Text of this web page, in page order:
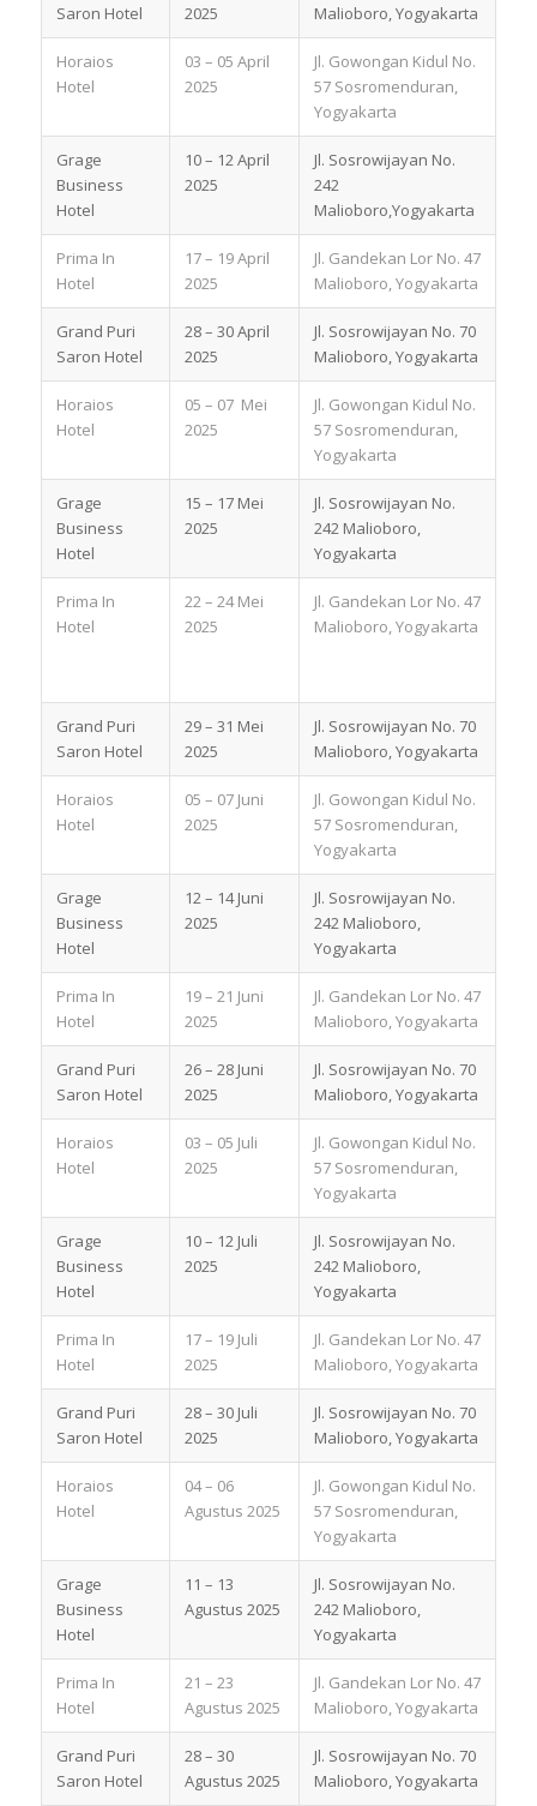
Saron Hotel
2025
Malioboro, Yogyakarta
Horaios
Hotel
03 – 05 April
2025
Jl. Gowongan Kidul No.
57 Sosromenduran,
Yogyakarta
Grage
Business
Hotel
10 – 12 April
2025
Jl. Sosrowijayan No.
242
Malioboro,Yogyakarta
Prima In
Hotel
17 – 19 April
2025
Jl. Gandekan Lor No. 47
Malioboro, Yogyakarta
Grand Puri
Saron Hotel
28 – 30 April
2025
Jl. Sosrowijayan No. 70
Malioboro, Yogyakarta
Horaios
Hotel
05 – 07 Mei
2025
Jl. Gowongan Kidul No.
57 Sosromenduran,
Yogyakarta
Grage
Business
Hotel
15 – 17 Mei
2025
Jl. Sosrowijayan No.
242 Malioboro,
Yogyakarta
Prima In
Hotel
22 – 24 Mei
2025
Jl. Gandekan Lor No. 47
Malioboro, Yogyakarta
Grand Puri
Saron Hotel
29 – 31 Mei
2025
Jl. Sosrowijayan No. 70
Malioboro, Yogyakarta
Horaios
Hotel
05 – 07 Juni
2025
Jl. Gowongan Kidul No.
57 Sosromenduran,
Yogyakarta
Grage
Business
Hotel
12 – 14 Juni
2025
Jl. Sosrowijayan No.
242 Malioboro,
Yogyakarta
Prima In
Hotel
19 – 21 Juni
2025
Jl. Gandekan Lor No. 47
Malioboro, Yogyakarta
Grand Puri
Saron Hotel
26 – 28 Juni
2025
Jl. Sosrowijayan No. 70
Malioboro, Yogyakarta
Horaios
Hotel
03 – 05 Juli
2025
Jl. Gowongan Kidul No.
57 Sosromenduran,
Yogyakarta
Grage
Business
Hotel
10 – 12 Juli
2025
Jl. Sosrowijayan No.
242 Malioboro,
Yogyakarta
Prima In
Hotel
17 – 19 Juli
2025
Jl. Gandekan Lor No. 47
Malioboro, Yogyakarta
Grand Puri
Saron Hotel
28 – 30 Juli
2025
Jl. Sosrowijayan No. 70
Malioboro, Yogyakarta
Horaios
Hotel
04 – 06
Agustus 2025
Jl. Gowongan Kidul No.
57 Sosromenduran,
Yogyakarta
Grage
Business
Hotel
11 – 13
Agustus 2025
Jl. Sosrowijayan No.
242 Malioboro,
Yogyakarta
Prima In
Hotel
21 – 23
Agustus 2025
Jl. Gandekan Lor No. 47
Malioboro, Yogyakarta
Grand Puri
Saron Hotel
28 – 30
Agustus 2025
Jl. Sosrowijayan No. 70
Malioboro, Yogyakarta